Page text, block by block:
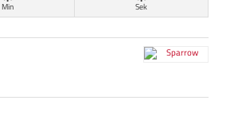
Min Sek